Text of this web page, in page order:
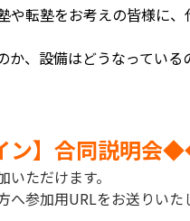
や転塾をお考えの皆様に
か、設備はどうなってい
】合同説明
ただけます。
参加用URLをお送りいた